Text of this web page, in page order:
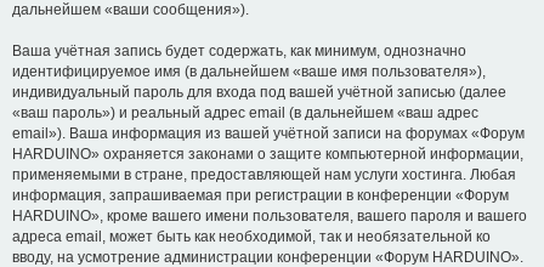
дальнейшем «ваши сообщения»).
Ваша учётная запись будет содержать, как минимум, однозначно
идентифицируемое имя (в дальнейшем «ваше имя пользователя»),
индивидуальный пароль для входа под вашей учётной записью (далее
«ваш пароль») и реальный адрес email (в дальнейшем «ваш адрес
email»). Ваша информация из вашей учётной записи на форумах «Форум
HARDUINO» охраняется законами о защите компьютерной информации,
применяемыми в стране, предоставляющей нам услуги хостинга. Любая
информация, запрашиваемая при регистрации в конференции «Форум
HARDUINO», кроме вашего имени пользователя, вашего пароля и вашего
адреса email, может быть как необходимой, так и необязательной ко
вводу, на усмотрение администрации конференции «Форум HARDUINO».